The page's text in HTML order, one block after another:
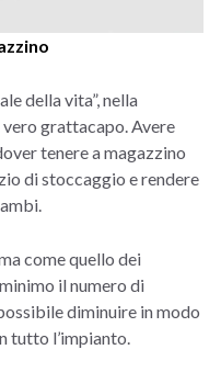
della vita”, nella
grattacapo. Avere
tenere a magazzino
di stoccaggio e rendere
come quello dei
il numero di
diminuire in modo
tutto l’impianto.